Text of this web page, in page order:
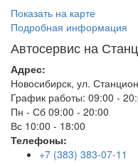
Показать на карте
Подробная информация
Автосервис на
Адрес:
Новосибирск, ул.
График работы: 09:00 -
Пн - Сб 09:00 - 20:00
Вс 10:00 - 18:00
Телефоны:
+7 (383) 383-07-11